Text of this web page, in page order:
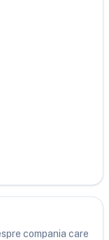
compania care